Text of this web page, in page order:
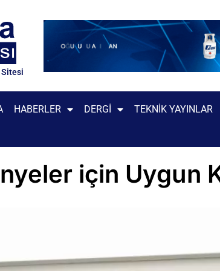
HABERLER DERGI TEKNIK YAYINLAR
için Uygun